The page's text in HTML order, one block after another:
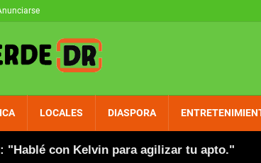
LOCALES DIASPORA
con Kelvin para agilizar tu apto."